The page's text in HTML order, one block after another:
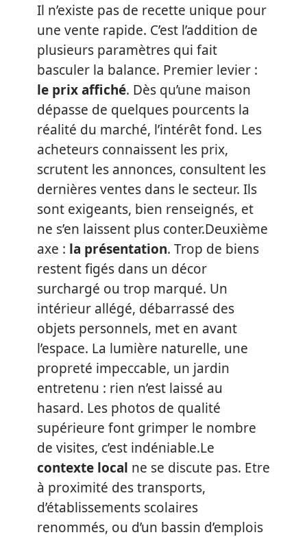
Il n’existe pas de recette unique pour
une vente rapide. C’est l’addition de
plusieurs paramètres qui fait
basculer la balance. Premier levier :
le prix affiché. Dès qu’une maison
dépasse de quelques pourcents la
réalité du marché, l’intérêt fond. Les
acheteurs connaissent les prix,
scrutent les annonces, consultent les
dernières ventes dans le secteur. Ils
sont exigeants, bien renseignés, et
ne s’en laissent plus conter.Deuxième
axe : la présentation. Trop de biens
restent figés dans un décor
surchargé ou trop marqué. Un
intérieur allégé, débarrassé des
objets personnels, met en avant
l’espace. La lumière naturelle, une
propreté impeccable, un jardin
entretenu : rien n’est laissé au
hasard. Les photos de qualité
supérieure font grimper le nombre
de visites, c’est indéniable.Le
contexte local ne se discute pas. Etre
à proximité des transports,
d’établissements scolaires
renommés, ou d’un bassin d’emplois